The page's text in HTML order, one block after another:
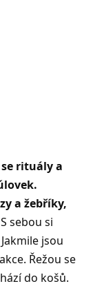
rituály a
a žebříky,
S sebou si
jsou
Řežou se
do košů.